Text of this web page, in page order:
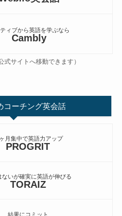
ィブから英語を学ぶなら
Cambly
式サイトへ移動できます）
コーチング英会話
月集中で英語力アップ
PROGRIT
ないが確実に英語が伸びる
TORAIZ
結果にコミット